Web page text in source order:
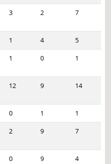
3 2 7
1 4
5
1 0 1
12 9 14
0 1
1
2 9 7
0 9
4